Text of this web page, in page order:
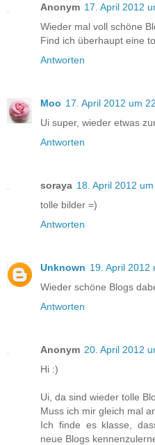
Anonym 17. April 2012
Wieder mal voll schöne
Find ich überhaupt eine
Antworten
Moo 17. April 2012 um
Ui super, wieder etwas
Antworten
soraya 18. April 2012
tolle bilder =)
Antworten
Unknown 19. April 2012
Wieder schöne Blogs
Antworten
Anonym 20. April 2012
Hi :)
Ui, da sind wieder tolle
Muss ich mir gleich mal
Ich finde es klasse,
neue Blogs